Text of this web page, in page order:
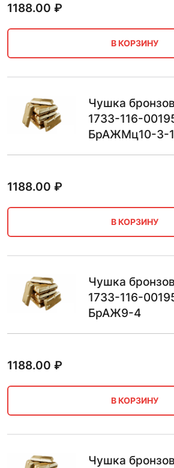
1188.00 ₽
В КОРЗИНУ
Чушка
1733-116-
БрАЖМц10-3-
1188.00 ₽
В КОРЗИНУ
Чушка
1733-116-
БрАЖ9-4
1188.00 ₽
В КОРЗИНУ
Чушка